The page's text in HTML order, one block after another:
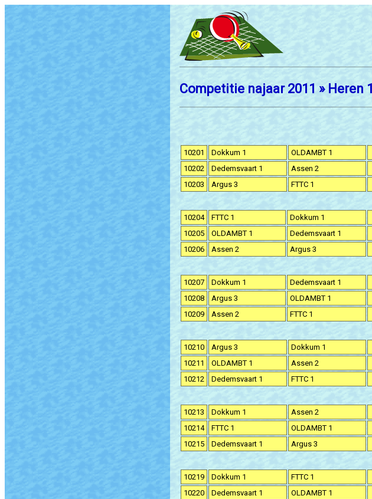
Competitie najaar 2011 » Heren 1
10201 Dokkum 1 OLDAMBT 1
10202
Dedemsvaart 1 Assen 2
10203
Argus 3 FTTC 1
10204 FTTC 1 Dokkum 1
10205
OLDAMBT 1 Dedemsvaart 1
10206
Assen 2 Argus 3
10207 Dokkum 1 Dedemsvaart 1
10208
Argus 3 OLDAMBT 1
10209
Assen 2 FTTC 1
10210 Argus 3 Dokkum 1
10211
OLDAMBT 1 Assen 2
10212
Dedemsvaart 1 FTTC 1
10213 Dokkum 1 Assen 2
10214
FTTC 1 OLDAMBT 1
10215
Dedemsvaart 1 Argus 3
10219 Dokkum 1 FTTC 1
10220
Dedemsvaart 1 OLDAMBT 1